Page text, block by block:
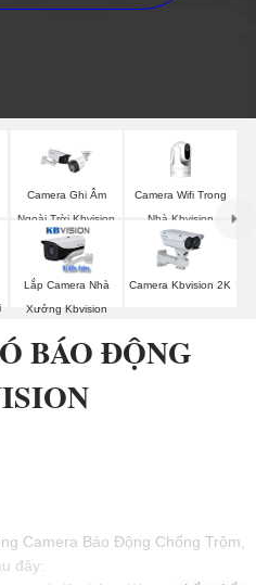
Camera Ghi Âm
Ngoài Trời Kbvision
Camera Wifi Trong
Nhà Kbvision
Lắp Camera Nhà
Xưởng Kbvision
Camera Kbvision 2K
BÁO ĐỘNG
Camera Báo Động Chống Trộm,
đây: